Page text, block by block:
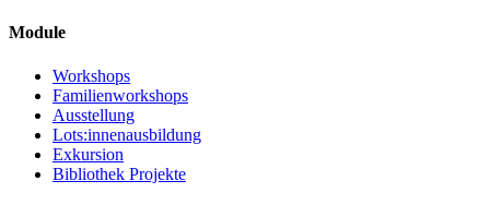
Module
Workshops
Familienworkshops
Ausstellung
Lots:innenausbildung
Exkursion
Bibliothek Projekte